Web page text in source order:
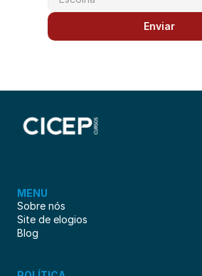
Enviar
MENU
Sobre nós
Site de elogios
Blog